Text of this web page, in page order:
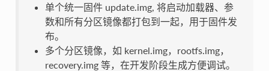
单个统一固件 update.img, 将启动加载器、参
数和所有分区镜像都打包到一起，用于固件发
布。
多个分区镜像，如 kernel.img，rootfs.img，
recovery.img 等，在开发阶段生成方便调试。